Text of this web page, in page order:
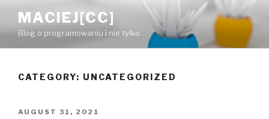
content
MACIEJ[CC]
Blog o programowaniu i nie tylko
CATEGORY: UNCATEGORIZED
POSTED
AUGUST 31, 2021